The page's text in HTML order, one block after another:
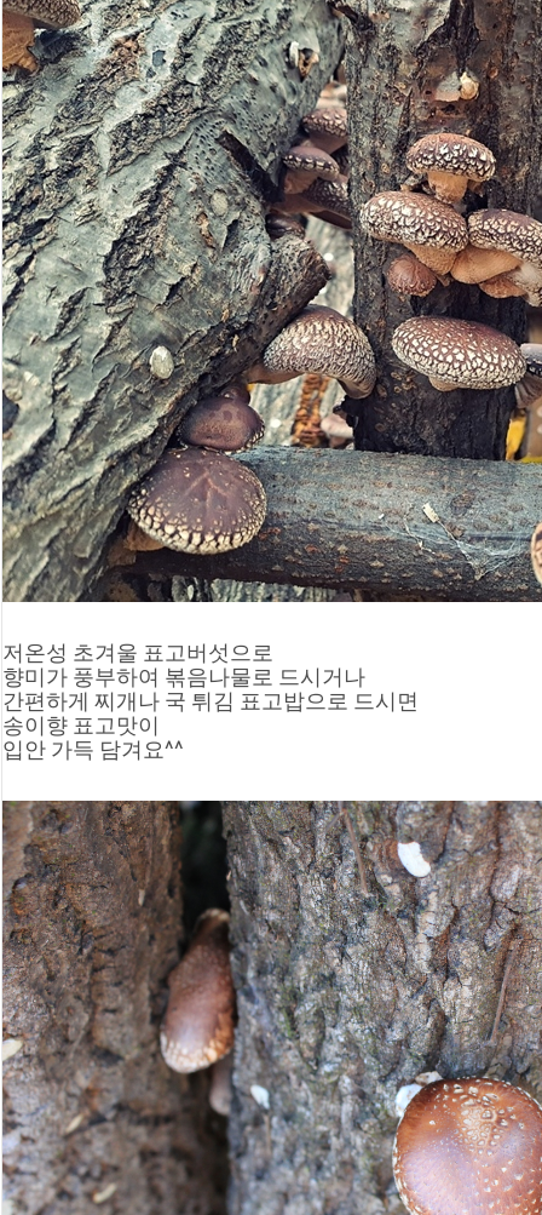
저온성 초겨울 표고버섯으로
향미가 풍부하여 볶음나물로 드시거나
간편하게 찌개나 국 튀김 표고밥으로 드시면
송이향 표고맛이
입안 가득 담겨요^^